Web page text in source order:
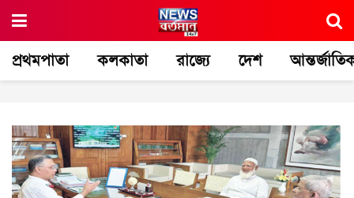
প্রথমপাতা কলকাতা রাজ্যে দেশ